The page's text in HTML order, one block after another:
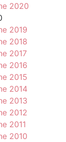
2020
2019
2018
2017
2016
2015
2014
2013
2012
2011
2010